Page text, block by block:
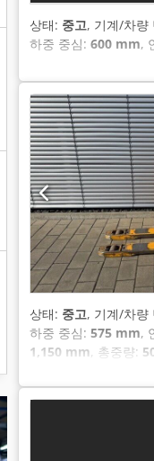
상태: 중고, 기계/차량
하중 중심: 600 mm,
상태: 중고, 기계/차량
하중 중심: 575 mm,
1,150 mm, 총중량: